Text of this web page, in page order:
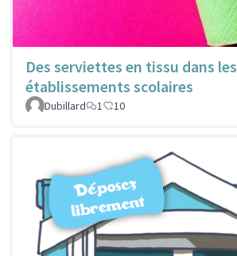
Des serviettes en tissu dans les
établissements scolaires
Dubillard
1 10